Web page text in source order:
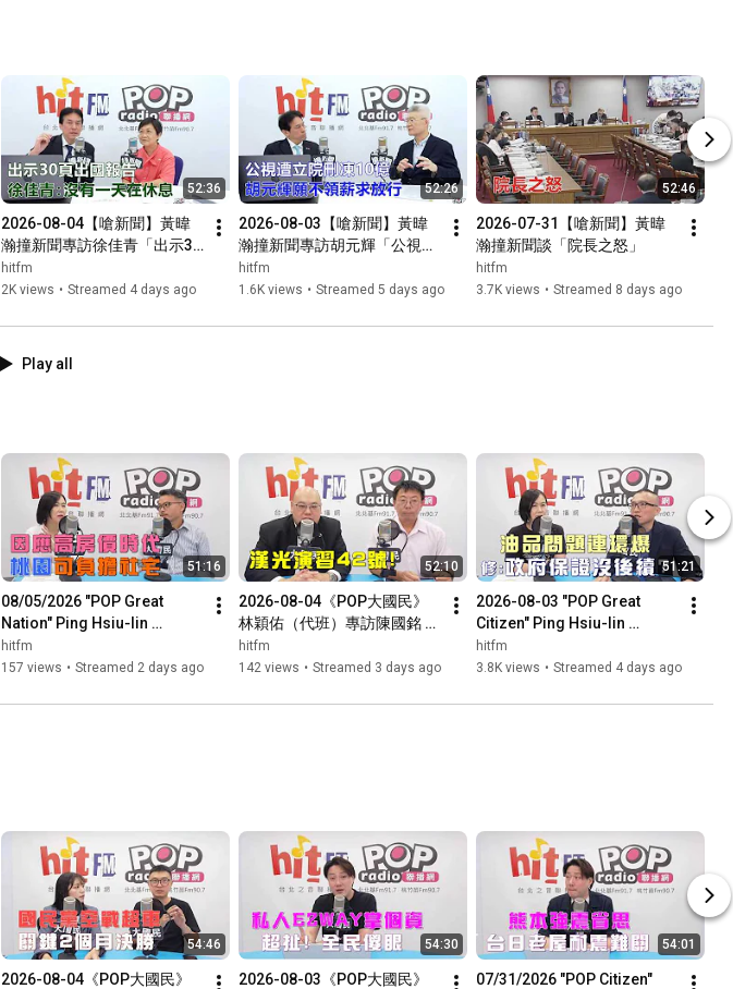
52:36
2026-08-04【嗆新聞】黃暐
瀚撞新聞專訪徐佳青「出示30
頁出國報告 徐佳青：沒有一天
在休息」
hitfm
2K views • Streamed 4 days ago
52:26
2026-08-03【嗆新聞】黃暐
瀚撞新聞專訪胡元輝「公視遭
立院刪凍10億 胡元輝願不領
薪求放行」
hitfm
1.6K views • Streamed 5 days ago
52:46
2026-07-31【嗆新聞】黃暐
瀚撞新聞談「院長之怒」
hitfm
3.7K views • Streamed 8 days ago
Play all
51:16
08/05/2026 "POP Great
Nation" Ping Hsiu-lin
interviews Chiang Nan-chih,
Director-General of the T...
hitfm
157 views • Streamed 2 days ago
52:10
2026-08-04《POP大國民》
林穎佑（代班）專訪陳國銘 談
「漢光演習42號！淡江大橋實
戰測試！」
hitfm
142 views • Streamed 3 days ago
51:21
2026-08-03 "POP Great
Citizen" Ping Hsiu-lin
Interviews Chou Yu-hsiu:
Discussing "Fuel Quality
hitfm
3.8K views • Streamed 4 days ago
54:46
2026-08-04《POP大國民》
54:30
2026-08-03《POP大國民》
54:01
07/31/2026 "POP Citizen"